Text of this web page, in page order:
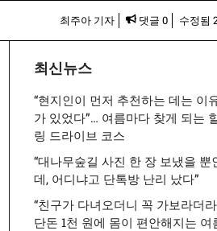
최주아 기자 댓글 0 수정됨
최신뉴스
“현지인이 먼저 추천하는 데는 이
가 있었다”… 여름마다 찾게 되는
링 드라이브 코스
“대나무숲길 사진 한 장 보냈을 뿐
데, 어디냐고 단톡방 난리 났다”
“친구가 다녀오더니 꼭 가보라더
단돈 1천 원에 몸이 편안해지는 여